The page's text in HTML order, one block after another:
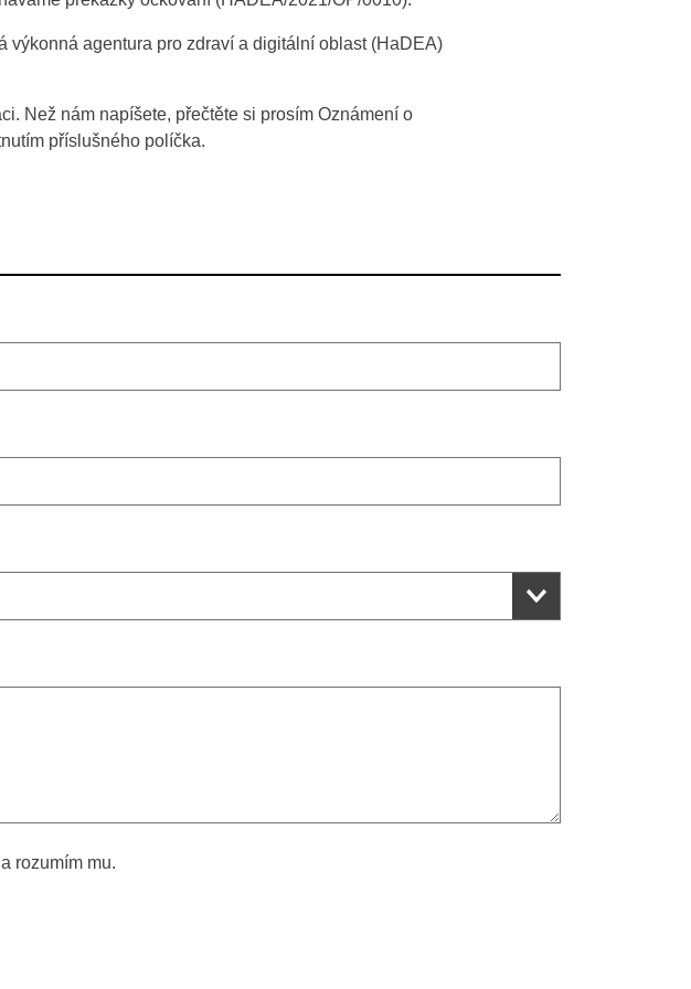
výkonná agentura pro zdraví a digitální oblast (HaDEA)
Než nám napíšete, přečtěte si prosím Oznámení o
příslušného políčka.
rozumím mu.